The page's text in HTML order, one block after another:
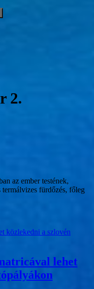
2.
az ember testének,
fürdőzés, főleg
lehet